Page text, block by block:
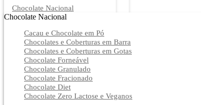
Chocolate Nacional
Chocolate Nacional
Cacau e Chocolate em Pó
Chocolates e Coberturas em Barra
Chocolates e Coberturas em Gotas
Chocolate Forneável
Chocolate Granulado
Chocolate Fracionado
Chocolate Diet
Chocolate Zero Lactose e Veganos